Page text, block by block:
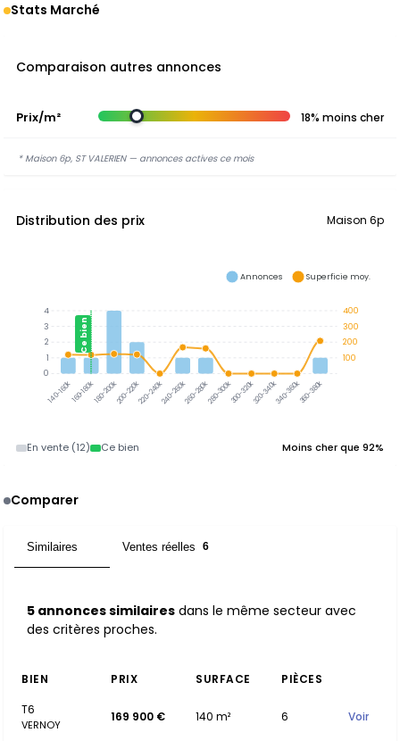
Stats Marché
Comparaison autres annonces
Prix/m² 18% moins cher
* Maison 6p, ST VALERIEN — annonces actives ce mois
Distribution des prix Maison 6p
140-160k160-180k180-200k200-220k220-240k240-260k260-280k280-300k300-320k320-340k340-360k360-380k
Ce bien
400
300
200
100
4
3
2
1
0
Annonces Superficie moy.
En vente (12) Ce bien Moins cher que 92%
Comparer
Similaires Ventes réelles 6
5 annonces similaires dans le même secteur avec
des critères proches.
BIEN PRIX SURFACE
PIÈCES
T6
VERNOY
169 900 € 140 m² 6 Voir